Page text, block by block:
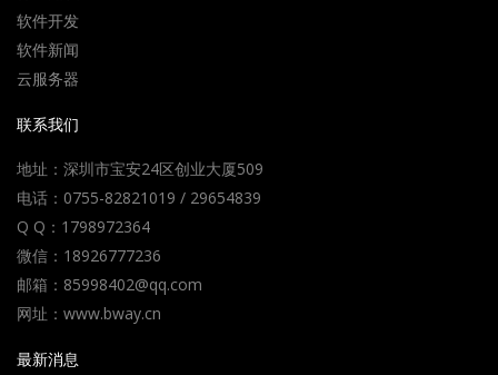
软件开发
软件新闻
云服务器
联系我们
地址：深圳市宝安24区创业大厦509
电话：0755-82821019 / 29654839
Q Q：1798972364
微信：18926777236
邮箱：85998402@qq.com
网址：www.bway.cn
最新消息